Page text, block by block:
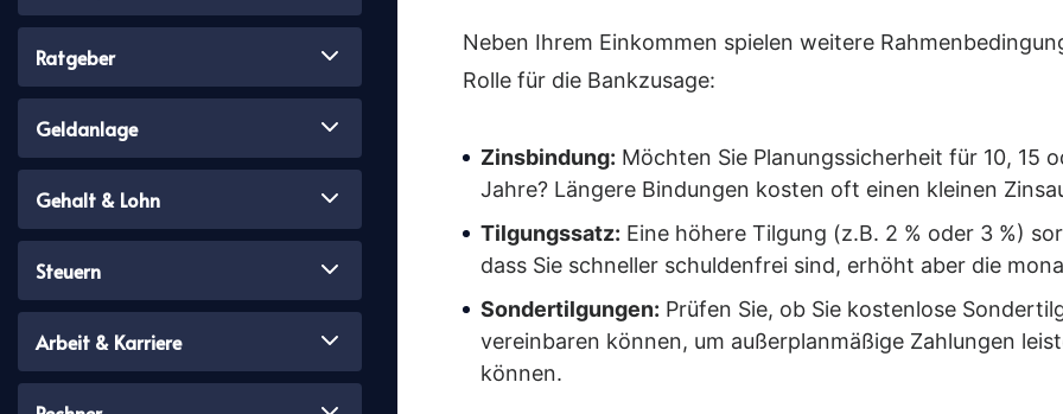
Ratgeber
Geldanlage
Gehalt & Lohn
Steuern
Arbeit & Karriere
Neben Ihrem Einkommen spielen weitere
Rolle für die Bankzusage:
Zinsbindung: Möchten Sie Planungssicherheit für 10, 15
Jahre? Längere Bindungen kosten oft einen kleinen
Tilgungssatz: Eine höhere Tilgung (z.B. 2 % oder 3 %)
dass Sie schneller schuldenfrei sind, erhöht aber die
Sondertilgungen: Prüfen Sie, ob Sie kostenlose
vereinbaren können, um außerplanmäßige Zahlungen
können.